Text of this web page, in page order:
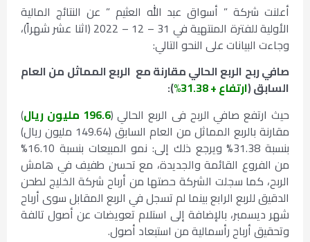
أعلنت شركة ” أسواق عبد الله العثيم ” عن النتائج المالية
الأولية للفترة المنتهية في 31 – 12 – 2022 (اثنا عشر شهراً)،
وجاءت البيانات على النحو التالي:
صافي ربح الربع الحالي مقارنة مع الربع المماثل من العام
السابق (ارتفاع + 31.38%
):
حيث ارتفع صافي الربح فى الربع الحالي (196.6 مليون ريال
)
مقارنة بالربع المماثل من العام السابق (149.64 مليون ريال)
بنسبة 31.38% ويرجع ذلك إلى: نمو المبيعات بنسبة 16.10%
من الفروع القائمة والجديدة، مع تحسن طفيف في هامش
الربح، كما سجلت الشركة حصتها من أرباح شركة الخليج لطحن
الدقيق للربع الرابع بينما لم تسجل في الربع المقابل سوى أرباح
شهر ديسمبر، بالإضافة إلى استلام تعويضات عن أصول تالفة
وتحقيق أرباح رأسمالية من استبعاد أصول.